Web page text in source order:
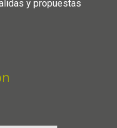
y propuestas